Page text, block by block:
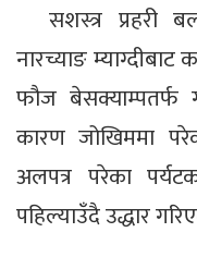
सशस्त्र प्रहरी
नारच्याङ म्याग्दीबाट
फौज बेसक्याम्पतर्फ
कारण जोखिममा
अलपत्र परेका
पहिल्याउँदै उद्धार